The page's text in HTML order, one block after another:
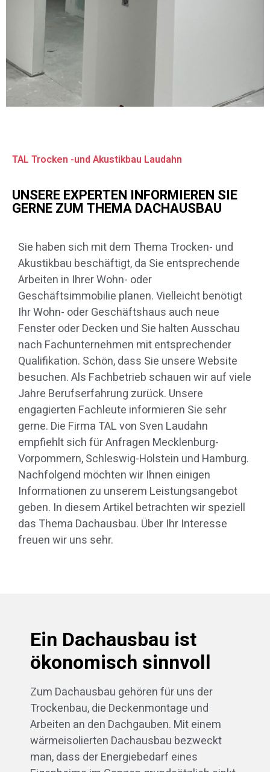
TAL Trocken -und Akustikbau Laudahn
UNSERE EXPERTEN INFORMIEREN SIE
GERNE ZUM THEMA DACHAUSBAU
Sie haben sich mit dem Thema Trocken- und
Akustikbau beschäftigt, da Sie entsprechende
Arbeiten in Ihrer Wohn- oder
Geschäftsimmobilie planen. Vielleicht benötigt
Ihr Wohn- oder Geschäftshaus auch neue
Fenster oder Decken und Sie halten Ausschau
nach Fachunternehmen mit entsprechender
Qualifikation. Schön, dass Sie unsere Website
besuchen. Als Fachbetrieb schauen wir auf viele
Jahre Berufserfahrung zurück. Unsere
engagierten Fachleute informieren Sie sehr
gerne. Die Firma TAL von Sven Laudahn
empfiehlt sich für Anfragen Mecklenburg-
Vorpommern, Schleswig-Holstein und Hamburg.
Nachfolgend möchten wir Ihnen einigen
Informationen zu unserem Leistungsangebot
geben. In diesem Artikel betrachten wir speziell
das Thema Dachausbau. Über Ihr Interesse
freuen wir uns sehr.
Ein Dachausbau ist
ökonomisch sinnvoll
Zum Dachausbau gehören für uns der
Trockenbau, die Deckenmontage und
Arbeiten an den Dachgauben. Mit einem
wärmeisolierten Dachausbau bezweckt
man, dass der Energiebedarf eines